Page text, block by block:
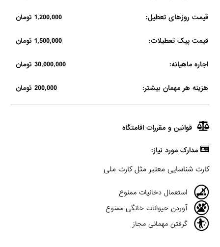
قیمت روزهای تعطیل: 1,200,000 تومان
قیمت پیک تعطیلات: 1,500,000 تومان
اجاره ماهیانه: 30,000,000 تومان
هزینه هر مهمان بیشتر: 200,000 تومان
قوانین و مقررات اقامتگاه
مدارک مورد نیاز:
کارت شناسایی معتبر مثل کارت ملی
استعمال دخانیات ممنوع
آوردن حیوانات خانگی ممنوع
گرفتن مهمانی مجاز